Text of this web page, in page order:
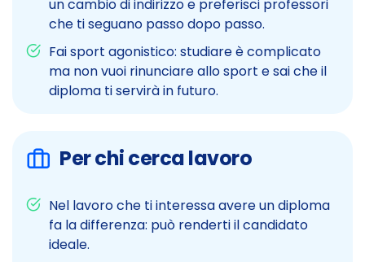
un cambio di indirizzo e preferisci professori
che ti seguano passo dopo passo.
Fai sport agonistico: studiare è complicato
ma non vuoi rinunciare allo sport e sai che il
diploma ti servirà in futuro.
Per chi cerca lavoro
Nel lavoro che ti interessa avere un diploma
fa la differenza: può renderti il candidato
ideale.